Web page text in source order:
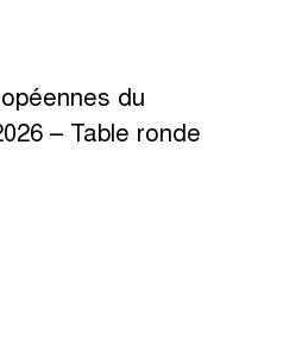
du
– Table ronde